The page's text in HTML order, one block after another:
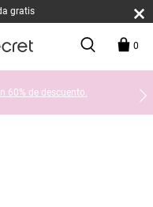
gratis
0
60% de descuento.